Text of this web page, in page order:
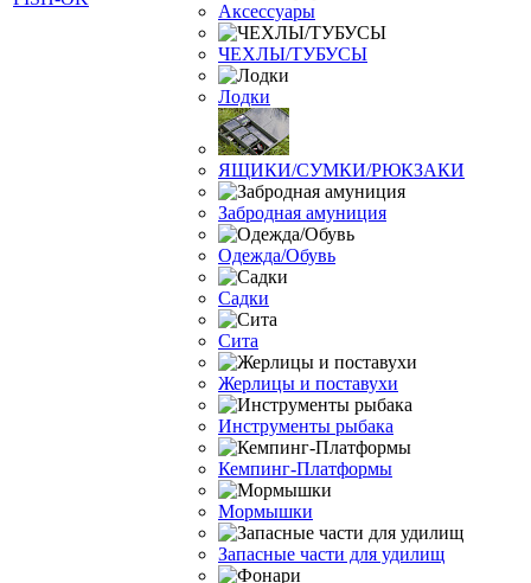
Аксессуары
ЧЕХЛЫ/ТУБУСЫ
Лодки
ЯЩИКИ/СУМКИ/РЮКЗАКИ
Забродная амуниция
Одежда/Обувь
Садки
Сита
Жерлицы и поставухи
Инструменты рыбака
Кемпинг-Платформы
Мормышки
Запасные части для удилищ